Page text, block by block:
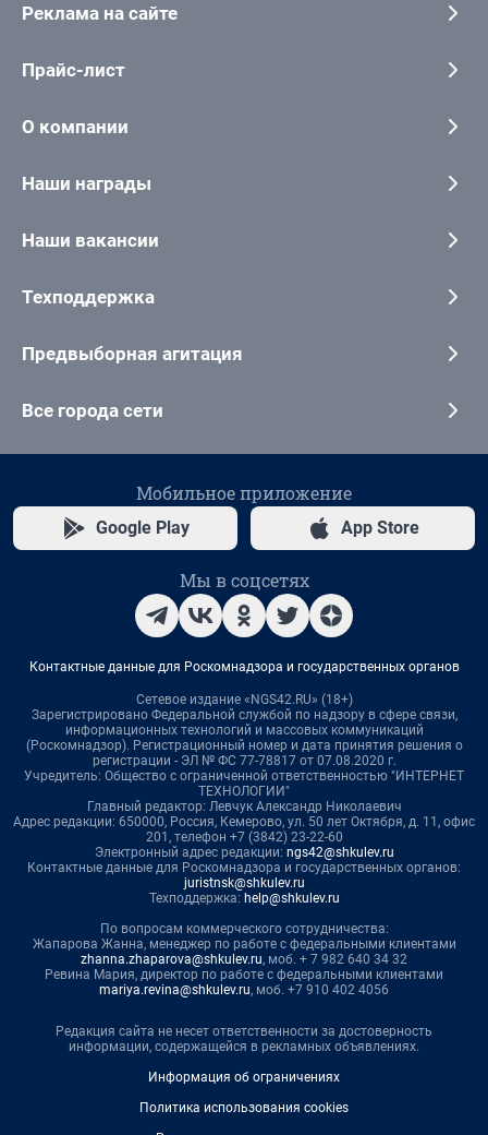
Реклама на сайте
Прайс-лист
О компании
Наши награды
Наши вакансии
Техподдержка
Предвыборная агитация
Все города сети
Мобильное приложение
Google Play App Store
Мы в соцсетях
Контактные данные для Роскомнадзора и государственных органов
Сетевое издание «NGS42.RU» (18+)
Зарегистрировано Федеральной службой по надзору в сфере связи,
информационных технологий и массовых коммуникаций
(Роскомнадзор). Регистрационный номер и дата принятия решения о
регистрации - ЭЛ № ФС 77-78817 от 07.08.2020 г.
Учредитель: Общество с ограниченной ответственностью "ИНТЕРНЕТ
ТЕХНОЛОГИИ"
Главный редактор: Левчук Александр Николаевич
Адрес редакции: 650000, Россия, Кемерово, ул. 50 лет Октября, д. 11, офис
201, телефон +7 (3842) 23-22-60
Электронный адрес редакции: ngs42@shkulev.ru
Контактные данные для Роскомнадзора и государственных органов:
juristnsk@shkulev.ru
Техподдержка: help@shkulev.ru
По вопросам коммерческого сотрудничества:
Жапарова Жанна, менеджер по работе с федеральными клиентами
zhanna.zhaparova@shkulev.ru, моб. + 7 982 640 34 32
Ревина Мария, директор по работе с федеральными клиентами
mariya.revina@shkulev.ru, моб. +7 910 402 4056
Редакция сайта не несет ответственности за достоверность
информации, содержащейся в рекламных объявлениях.
Информация об ограничениях
Политика использования cookies